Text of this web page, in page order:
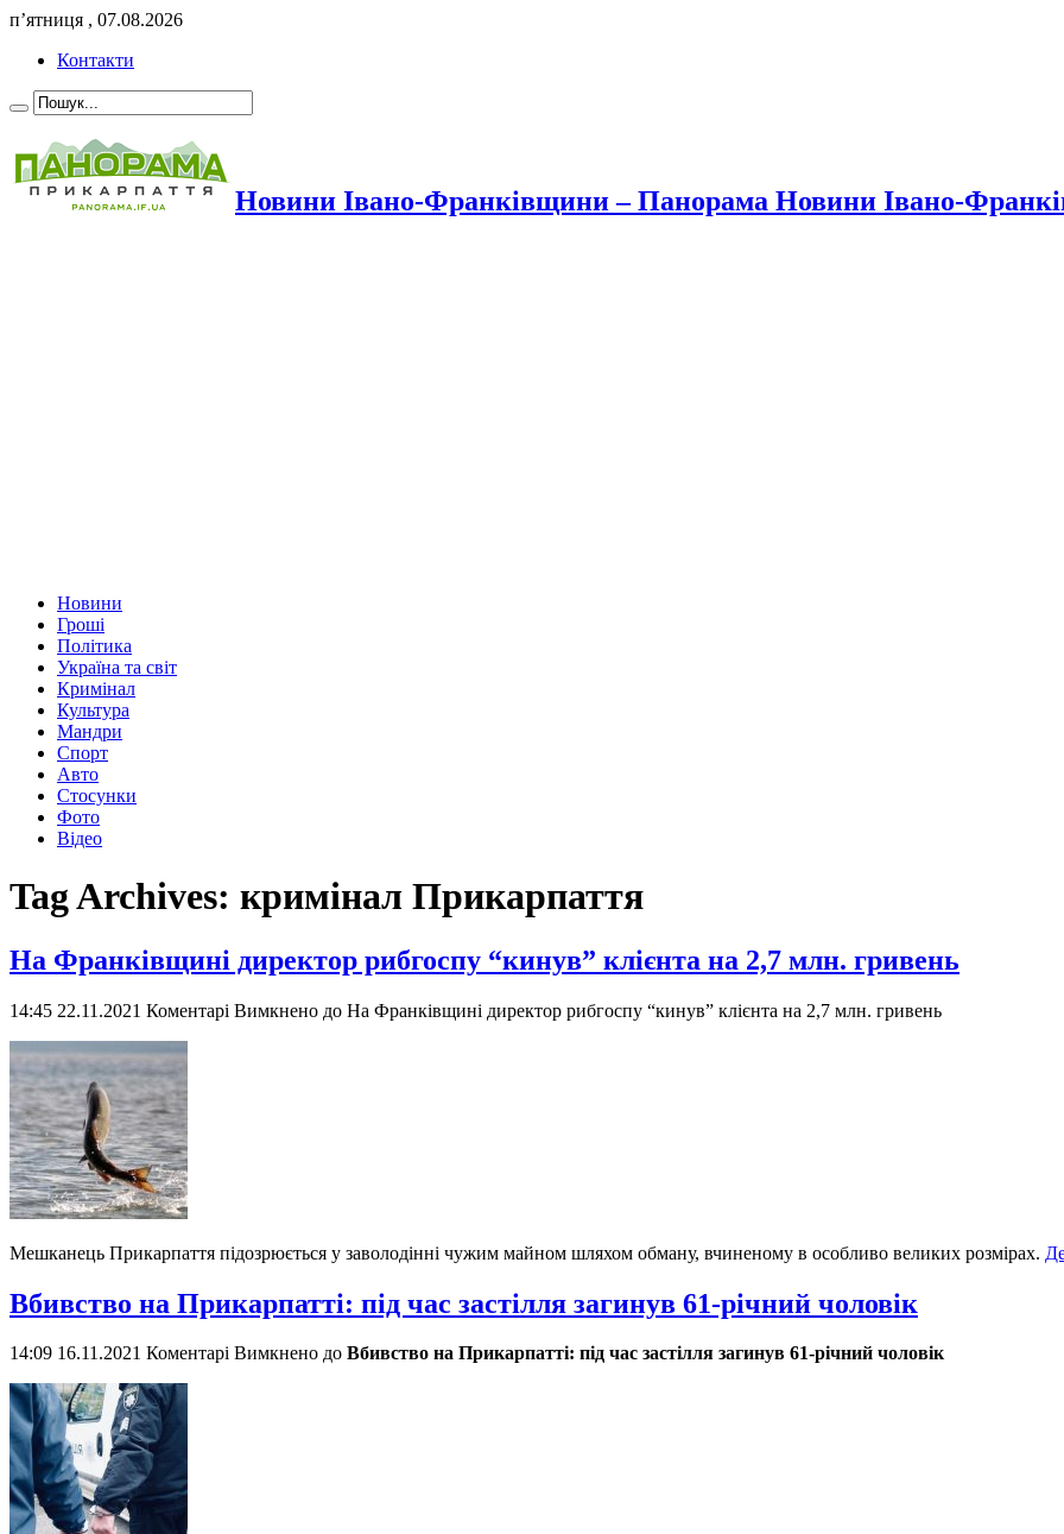
п’ятниця , 07.08.2026
Контакти
Новини Івано-Франківщини – Панорама Новини Івано-
Новини
Гроші
Політика
Україна та світ
Кримінал
Культура
Мандри
Спорт
Авто
Стосунки
Фото
Відео
Tag Archives: кримінал Прикарпаття
На Франківщині директор рибгоспу “кинув” клієнта на 2,7 млн. гривень
14:45 22.11.2021 Коментарі Вимкнено до На Франківщині директор рибгоспу “кинув” клієнта на 2,7 млн. гривень
Мешканець Прикарпаття підозрюється у заволодінні чужим майном шляхом обману, вчиненому в особливо великих розмірах.
Вбивство на Прикарпатті: під час застілля загинув 61-річний чоловік
14:09 16.11.2021 Коментарі Вимкнено до Вбивство на Прикарпатті: під час застілля загинув 61-річний чоловік